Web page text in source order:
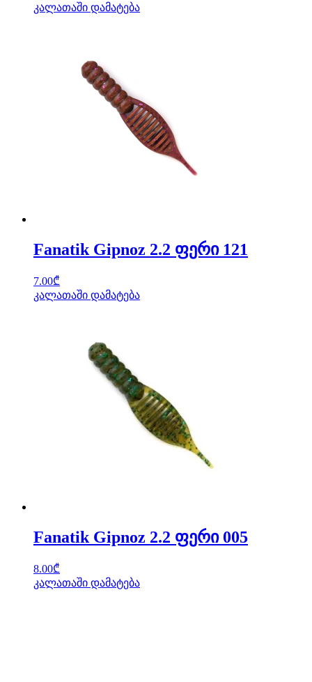
კალათაში დამატება
Fanatik Gipnoz 2.2 ფერი 121
7.00₾
კალათაში დამატება
Fanatik Gipnoz 2.2 ფერი 005
8.00₾
კალათაში დამატება